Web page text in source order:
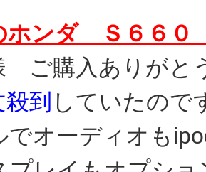
ホンダ Ｓ６
ご購入ありがと
到 していたので
でオーディオも